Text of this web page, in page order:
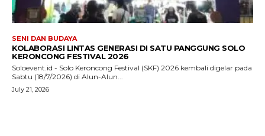
SENI DAN BUDAYA
KOLABORASI LINTAS GENERASI DI SATU PANGGUNG SOLO
KERONCONG FESTIVAL 2026
Soloevent.id - Solo Keroncong Festival (SKF) 2026 kembali digelar pada
Sabtu (18/7/2026) di Alun-Alun...
July 21, 2026